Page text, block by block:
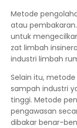
Metode
atau
untuk
zat limbah
industri limbah
Selain itu,
sampah industri
tinggi. Metode
pengawasan
dibakar benar-